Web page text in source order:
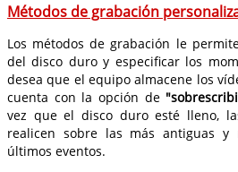
Métodos de grabación
Los métodos de grabación le
del disco duro y especificar los
desea que el equipo almacene los
cuenta con la opción de
vez que el disco duro esté lleno,
realicen sobre las más antiguas y
últimos eventos.